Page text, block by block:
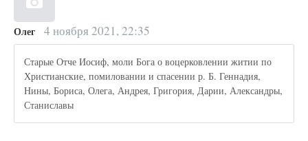
Олег 4 ноября 2021, 22:35
Старые Отче Иосиф, моли Бога о воцерковлении житии по
Христианские, помиловании и спасении р. Б. Геннадия,
Нины, Бориса, Олега, Андрея, Григория, Дарии, Александры,
Станиславы